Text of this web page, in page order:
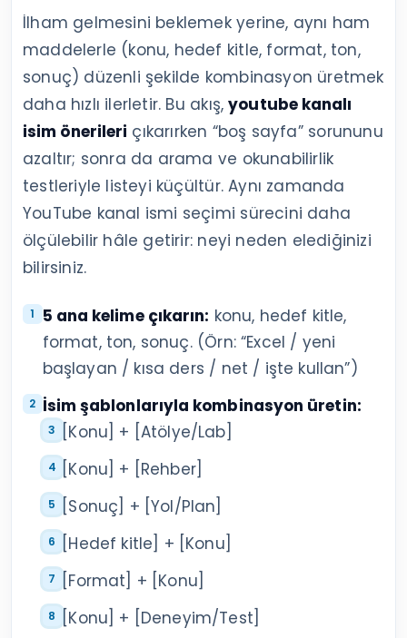
İlham gelmesini beklemek yerine, aynı ham
maddelerle (konu, hedef kitle, format, ton,
sonuç) düzenli şekilde kombinasyon üretmek
daha hızlı ilerletir. Bu akış,youtube kanalı
isim önerileri çıkarırken “boş sayfa” sorununu
azaltır; sonra da arama ve okunabilirlik
testleriyle listeyi küçültür. Aynı zamanda
YouTube kanal ismi seçimi sürecini daha
ölçülebilir hâle getirir: neyi neden elediğinizi
bilirsiniz.
5 ana kelime çıkarın: konu, hedef kitle,
format, ton, sonuç. (Örn: “Excel / yeni
başlayan / kısa ders / net / işte kullan”)
İsim şablonlarıyla kombinasyon üretin:
[Konu] + [Atölye/Lab]
[Konu] + [Rehber]
[Sonuç] + [Yol/Plan]
[Hedef kitle] + [Konu]
[Format] + [Konu]
[Konu] + [Deneyim/Test]